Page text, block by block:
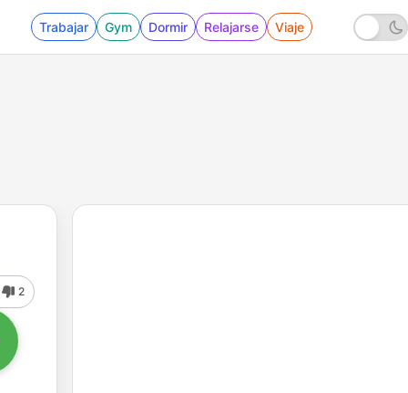
Trabajar Gym Dormir Relajarse Viaje
2